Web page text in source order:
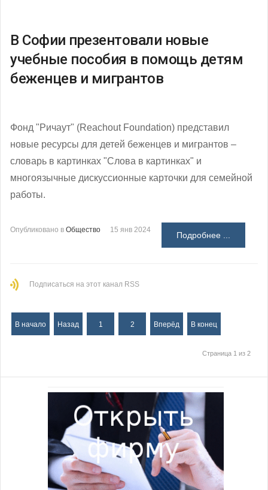
В Софии презентовали новые
учебные пособия в помощь детям
беженцев и мигрантов
Фонд "Ричаут" (Reachout Foundation) представил
новые ресурсы для детей беженцев и мигрантов –
словарь в картинках "Слова в картинках" и
многоязычные дискуссионные карточки для семейной
работы.
Опубликовано в Общество 15 янв 2024
Подробнее ...
Подписаться на этот канал RSS
В начало Назад 1 2 Вперёд В конец
Страница 1 из 2